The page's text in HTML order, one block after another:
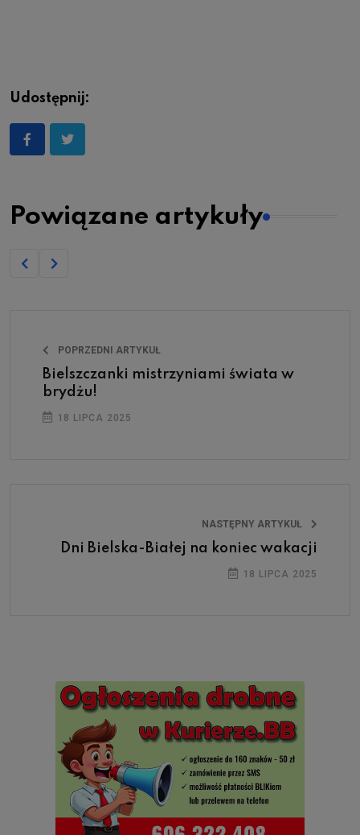
Udostępnij:
Powiązane artykuły
POPRZEDNI ARTYKUŁ
Bielszczanki mistrzyniami świata w
brydżu!
18 LIPCA 2025
NASTĘPNY ARTYKUŁ
Dni Bielska-Białej na koniec wakacji
18 LIPCA 2025